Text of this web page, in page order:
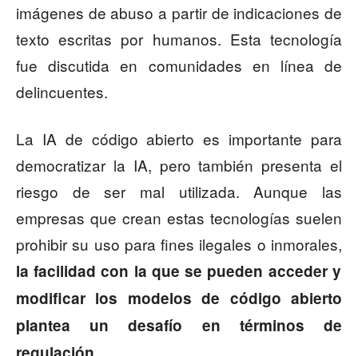
imágenes de abuso a partir de indicaciones de
texto escritas por humanos. Esta tecnología
fue discutida en comunidades en línea de
delincuentes.
La IA de código abierto es importante para
democratizar la IA, pero también presenta el
riesgo de ser mal utilizada. Aunque las
empresas que crean estas tecnologías suelen
prohibir su uso para fines ilegales o inmorales,
la facilidad con la que se pueden acceder y
modificar los modelos de código abierto
plantea un desafío en términos de